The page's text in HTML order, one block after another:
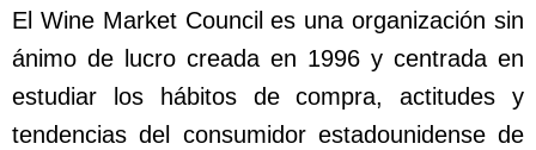
El Wine Market Council es una organización sin
ánimo de lucro creada en 1996 y centrada en
estudiar los hábitos de compra, actitudes y
tendencias del consumidor estadounidense de